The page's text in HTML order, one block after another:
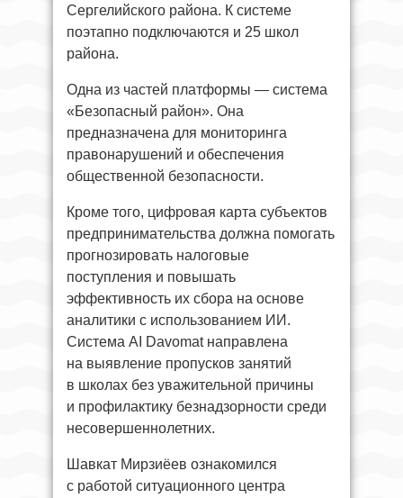
Сергелийского района. К системе
поэтапно подключаются и 25 школ
района.
Одна из частей платформы — система
«Безопасный район». Она
предназначена для мониторинга
правонарушений и обеспечения
общественной безопасности.
Кроме того, цифровая карта субъектов
предпринимательства должна помогать
прогнозировать налоговые
поступления и повышать
эффективность их сбора на основе
аналитики с использованием ИИ.
Система AI Davomat направлена
на выявление пропусков занятий
в школах без уважительной причины
и профилактику безнадзорности среди
несовершеннолетних.
Шавкат Мирзиёев ознакомился
с работой ситуационного центра